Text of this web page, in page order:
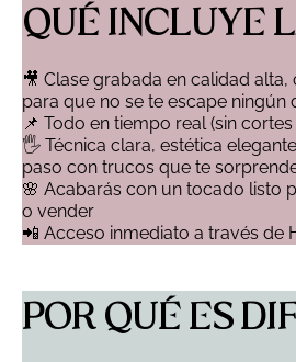
QUÉ INCLUYE
🎥 Clase grabada en calidad
para que no se te escape ningún
📌 Todo en tiempo real (sin
🖐️ Técnica clara, estética
paso con trucos que te
🌸 Acabarás con un tocado listo
o vender
📲 Acceso inmediato a través de
POR QUÉ ES